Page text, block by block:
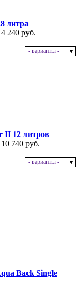
литра
240 руб.
- варианты -
II 12 литров
740 руб.
- варианты -
Back Single